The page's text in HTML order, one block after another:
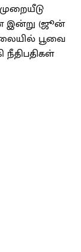
இன்று (ஜூன்
பூவை